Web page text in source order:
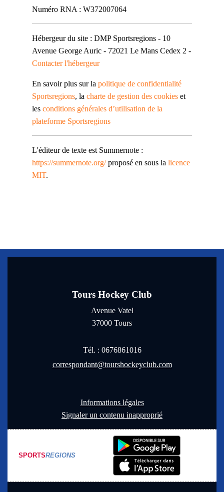
Numéro RNA : W372007064
Hébergeur du site : DMP Sportsregions - 10
Avenue George Auric - 72021 Le Mans Cedex 2 -
Contacter l'hébergeur
En savoir plus sur la politique de confidentialité
Sportsregions, la charte de gestion des cookies et
les conditions générales d’utilisation de la
plateforme Sportsregions
L'éditeur de texte est Summernote :
https://summernote.org/proposé en sous la licence
MIT.
Tours Hockey Club
Avenue Vatel
37000 Tours
Tél. : 0676861016
correspondant@tourshockeyclub.com
Informations légales
Signaler un contenu inapproprié
SPORTSREGIONS